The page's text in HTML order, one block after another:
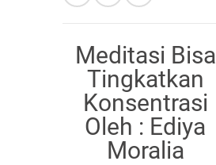
Meditasi Bisa
Tingkatkan
Konsentrasi
Oleh : Ediya
Moralia